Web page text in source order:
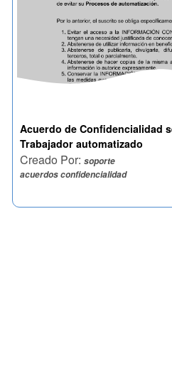
Acuerdo de Confidencialidad
Trabajador automatizado
Creado Por:soporte
acuerdos confidencialidad